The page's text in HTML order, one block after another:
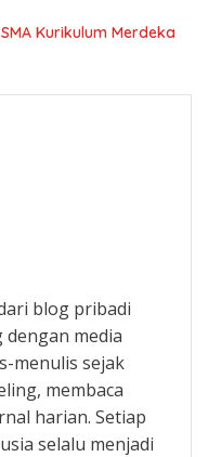
Kurikulum Merdeka
blog pribadi
media
menulis sejak
membaca
harian. Setiap
selalu menjadi